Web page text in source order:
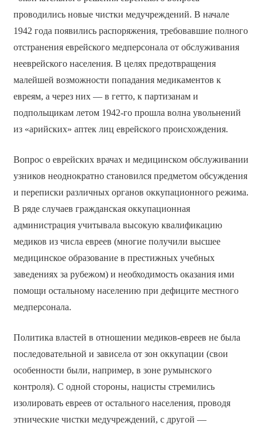
проводились новые чистки медучреждений. В начале
1942 года появились распоряжения, требовавшие полного
отстранения еврейского медперсонала от обслуживания
нееврейского населения. В целях предотвращения
малейшей возможности попадания медикаментов к
евреям, а через них — в гетто, к партизанам и
подпольщикам летом 1942-го прошла волна увольнений
из «арийских» аптек лиц еврейского происхождения.
Вопрос о еврейских врачах и медицинском обслуживании
узников неоднократно становился предметом обсуждения
и переписки различных органов оккупационного режима.
В ряде случаев гражданская оккупационная
администрация учитывала высокую квалификацию
медиков из числа евреев (многие получили высшее
медицинское образование в престижных учебных
заведениях за рубежом) и необходимость оказания ими
помощи остальному населению при дефиците местного
медперсонала.
Политика властей в отношении медиков-евреев не была
последовательной и зависела от зон оккупации (свои
особенности были, например, в зоне румынского
контроля). С одной стороны, нацисты стремились
изолировать евреев от остального населения, проводя
этнические чистки медучреждений, с другой —